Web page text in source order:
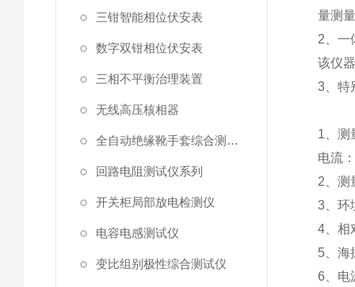
三钳智能相位伏安表
数字双钳相位伏安表
三相不平衡治理装置
无线高压核相器
全自动绝缘靴手套综合测试仪
回路电阻测试仪系列
开关柜局部放电检测仪
电容电感测试仪
变比组别极性综合测试仪
量测
2、一
该仪
3、特
1、测
电流
2、测
3、环
4、相
5、海
6、电